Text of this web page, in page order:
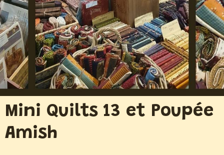
Mini Quilts 13 et Poupée
Amish